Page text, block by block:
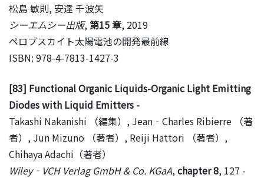
松島 敏則, 安達 千波矢
シーエムシー出版,第15 章, 2019
ペロブスカイト太陽電池の開発最前線
ISBN: 978-4-7813-1427-3
[83] Functional Organic Liquids-Organic Light Emitting
Diodes with Liquid Emitters -
Takashi Nakanishi （編集）, Jean‐Charles Ribierre （著
者）, Jun Mizuno （著者）, Reiji Hattori （著者）,
Chihaya Adachi（著者）
Wiley‐VCH Verlag GmbH & Co. KGaA,chapter 8, 127 -